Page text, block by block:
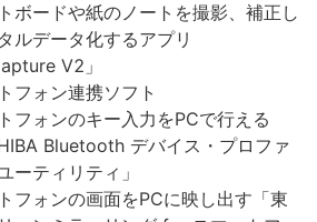
ボードや紙のノートを撮影、補正し
ルデータ化するアプリ
V2」
フォン連携ソフト
フォンのキー入力をPCで行える
Bluetooth デバイス・プロファ
ーティリティ」
フォンの画面をPCに映し出す「東